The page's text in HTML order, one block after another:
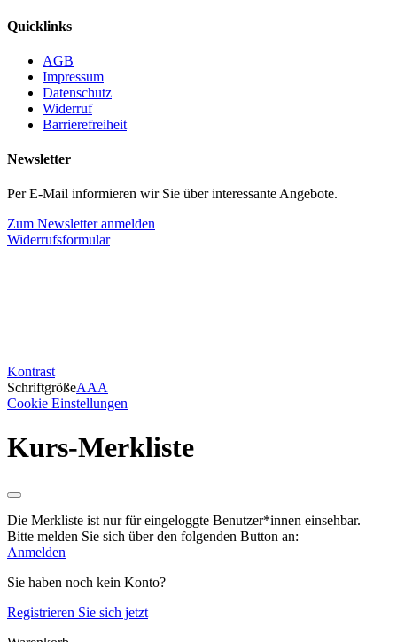
Quicklinks
AGB
Impressum
Datenschutz
Widerruf
Barrierefreiheit
Newsletter
Per E-Mail informieren wir Sie über interessante Angebote.
Zum Newsletter anmelden
Widerrufsformular
Kontrast
SchriftgrößeAAA
Cookie Einstellungen
Kurs-Merkliste
Die Merkliste ist nur für eingeloggte Benutzer*innen einsehbar.
Bitte melden Sie sich über den folgenden Button an:
Anmelden
Sie haben noch kein Konto?
Registrieren Sie sich jetzt